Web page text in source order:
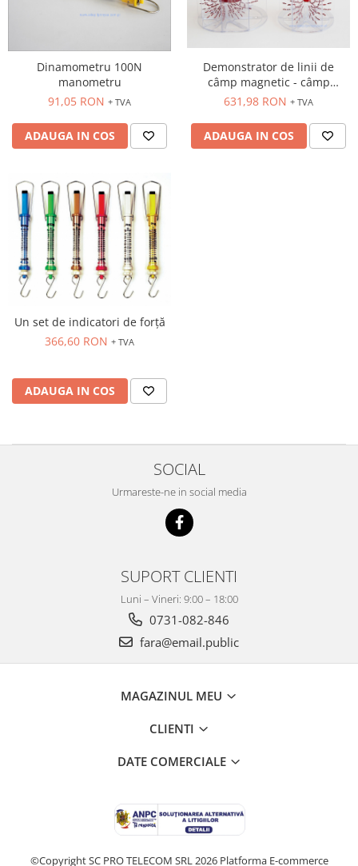
Dinamometru 100N
manometru
91,05 RON + TVA
ADAUGA IN COS
Demonstrator de linii de
câmp magnetic - câmp
magnetic pentru
631,98 RON + TVA
ADAUGA IN COS
Un set de indicatori de forță
366,60 RON + TVA
ADAUGA IN COS
SOCIAL
Urmareste-ne in social media
SUPORT CLIENTI
Luni – Vineri: 9:00 – 18:00
0731-082-846
fara@email.public
MAGAZINUL MEU
CLIENTI
DATE COMERCIALE
©Copyright SC PRO TELECOM SRL 2026 Platforma E-commerce